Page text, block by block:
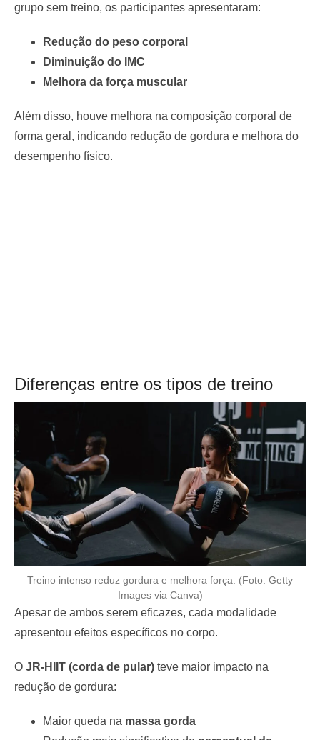
grupo sem treino, os participantes apresentaram:
Redução do peso corporal
Diminuição do IMC
Melhora da força muscular
Além disso, houve melhora na composição corporal de
forma geral, indicando redução de gordura e melhora do
desempenho físico.
Diferenças entre os tipos de treino
Treino intenso reduz gordura e melhora força. (Foto: Getty
Images via Canva)
Apesar de ambos serem eficazes, cada modalidade
apresentou efeitos específicos no corpo.
O JR-HIIT (corda de pular) teve maior impacto na
redução de gordura:
Maior queda na massa gorda